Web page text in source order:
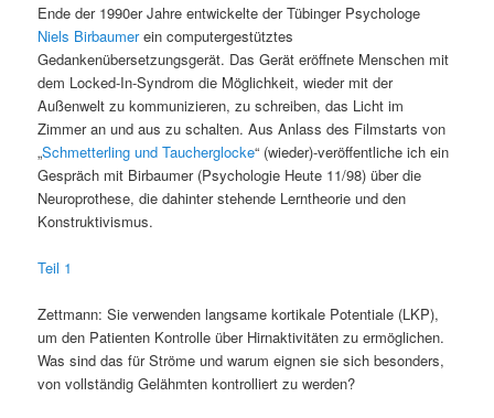
Ende der 1990er Jahre entwickelte der Tübinger Psychologe
Niels Birbaumerein computergestütztes
Gedankenübersetzungsgerät. Das Gerät eröffnete Menschen mit
dem Locked-In-Syndrom die Möglichkeit, wieder mit der
Außenwelt zu kommunizieren, zu schreiben, das Licht im
Zimmer an und aus zu schalten. Aus Anlass des Filmstarts von
„Schmetterling und Taucherglocke“ (wieder)-veröffentliche ich ein
Gespräch mit Birbaumer (Psychologie Heute 11/98) über die
Neuroprothese, die dahinter stehende Lerntheorie und den
Konstruktivismus.
Teil 1
Zettmann: Sie verwenden langsame kortikale Potentiale (LKP),
um den Patienten Kontrolle über Hirnaktivitäten zu ermöglichen.
Was sind das für Ströme und warum eignen sie sich besonders,
von vollständig Gelähmten kontrolliert zu werden?